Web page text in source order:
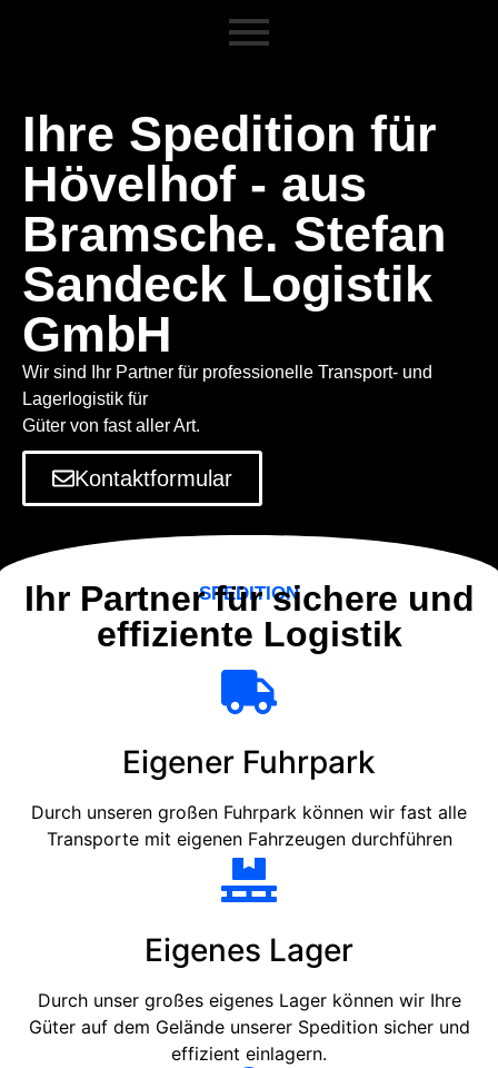
Ihre Spedition für
Hövelhof - aus
Bramsche. Stefan
Sandeck Logistik
GmbH
Wir sind Ihr Partner für professionelle Transport- und
Lagerlogistik für
Güter von fast aller Art.
Kontaktformular
SPEDITION
Ihr Partner für sichere und
effiziente Logistik
Eigener Fuhrpark
Durch unseren großen Fuhrpark können wir fast alle
Transporte mit eigenen Fahrzeugen durchführen
Eigenes Lager
Durch unser großes eigenes Lager können wir Ihre
Güter auf dem Gelände unserer Spedition sicher und
effizient einlagern.